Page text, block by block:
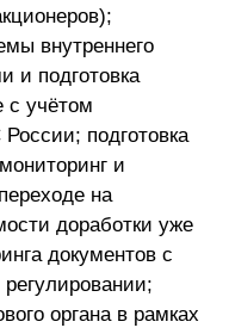
внутреннего
и подготовка
с учётом
подготовка
и
на
доработки уже
документов с
органа в рамках